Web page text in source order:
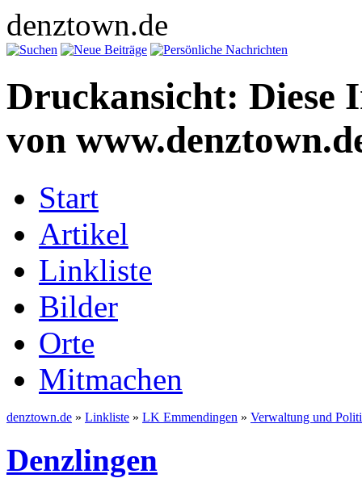
denztown.de
Druckansicht: Diese
von
Start
Artikel
Linkliste
Bilder
Orte
Mitmachen
denztown.de » Linkliste » LK Emmendingen » Verwaltung und
Denzlingen